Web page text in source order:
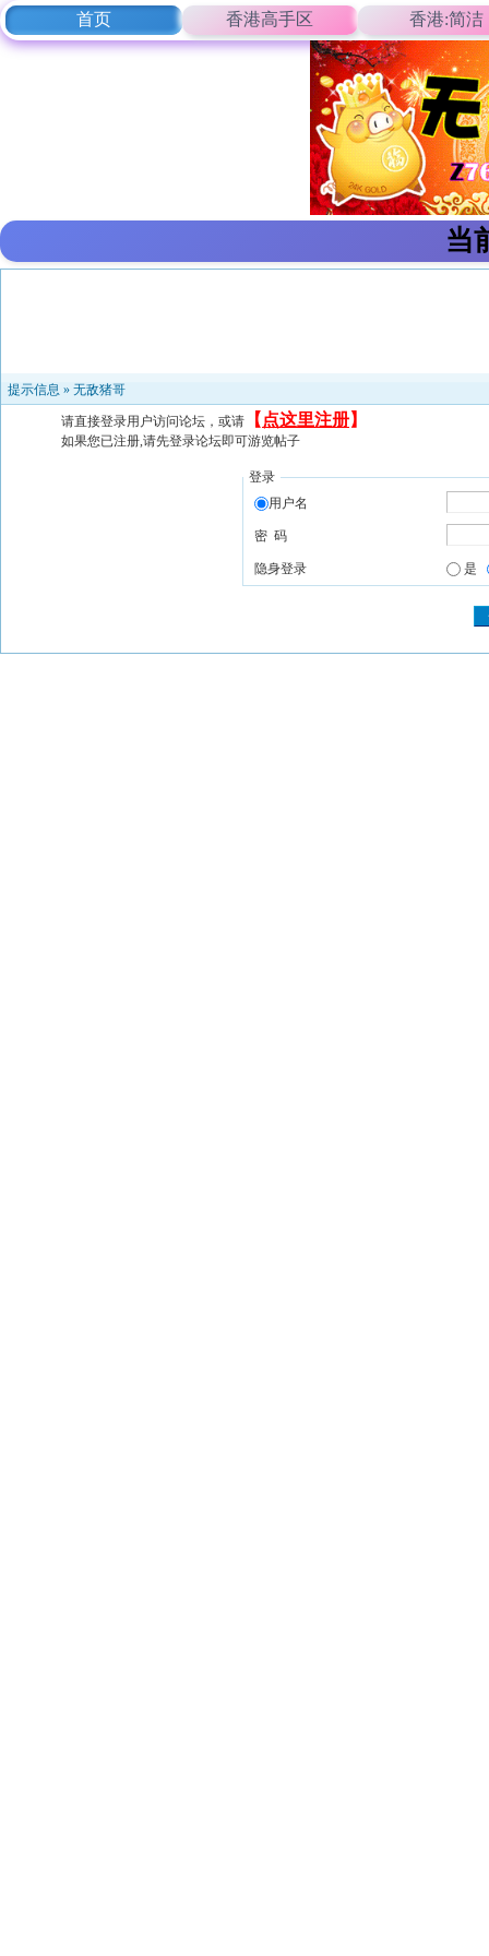
首页 香港高手区 香港:简洁
当
提示信息 » 无敌猪哥
请直接登录用户访问论坛，或请 【 点这里注册】
如果您已注册,请先登录论坛即可游览帖子
登录
用户名
密 码
隐身登录 是